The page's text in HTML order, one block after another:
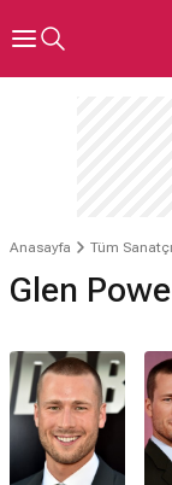
Anasayfa Tüm
Glen